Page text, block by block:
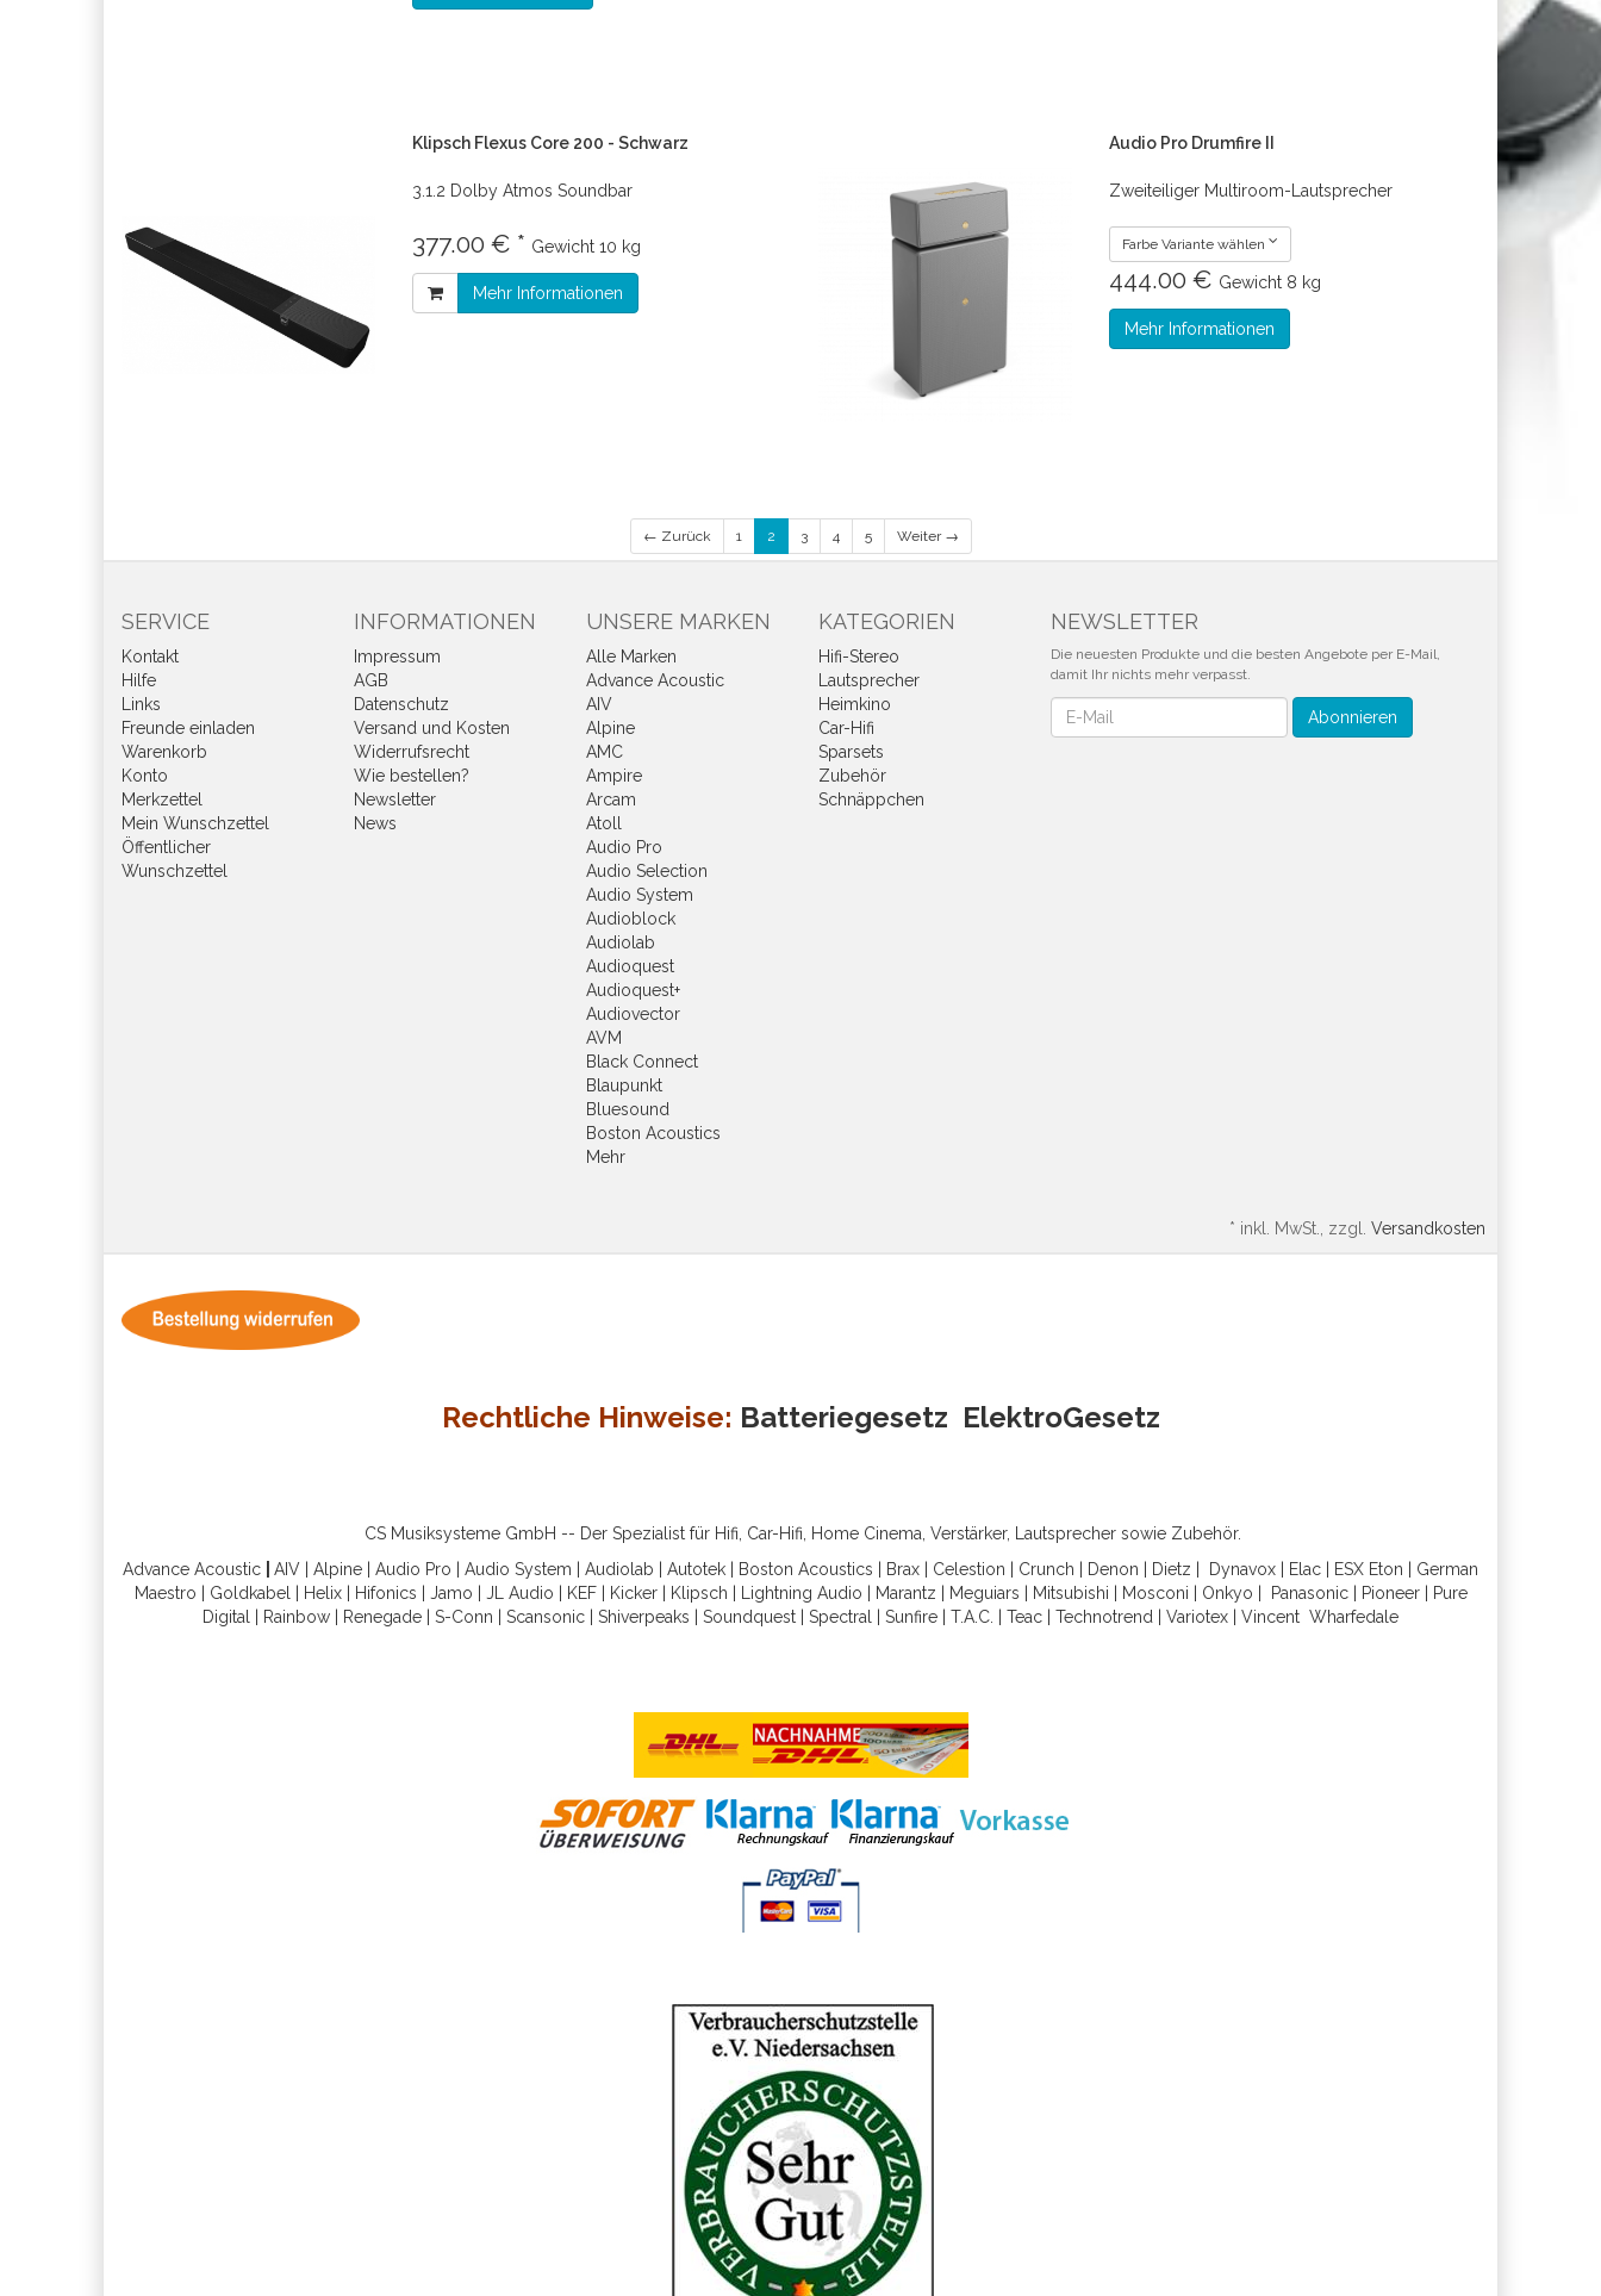
Klipsch Flexus Core 200 - Schwarz
3.1.2 Dolby Atmos Soundbar
377.00 € * Gewicht 10 kg
Mehr Informationen
Audio Pro Drumfire II
Zweiteiliger Multiroom-Lautsprecher
Farbe Variante wählen
444.00 € Gewicht 8 kg
Mehr Informationen
← Zurück 1 2 3 4 5 Weiter →
SERVICE
Kontakt
Hilfe
Links
Freunde einladen
Warenkorb
Konto
Merkzettel
Mein Wunschzettel
Öffentlicher
Wunschzettel
INFORMATIONEN
Impressum
AGB
Datenschutz
Versand und Kosten
Widerrufsrecht
Wie bestellen?
Newsletter
News
UNSERE MARKEN
Alle Marken
Advance Acoustic
AIV
Alpine
AMC
Ampire
Arcam
Atoll
Audio Pro
Audio Selection
Audio System
Audioblock
Audiolab
Audioquest
Audioquest+
Audiovector
AVM
Black Connect
Blaupunkt
Bluesound
Boston Acoustics
Mehr
KATEGORIEN
Hifi-Stereo
Lautsprecher
Heimkino
Car-Hifi
Sparsets
Zubehör
Schnäppchen
NEWSLETTER
Die neuesten Produkte und die besten Angebote per E-Mail,
damit Ihr nichts mehr verpasst.
Newsletter Abonnieren
* inkl. MwSt., zzgl. Versandkosten
Rechtliche Hinweise: Batteriegesetz ElektroGesetz
CS Musiksysteme GmbH -- Der Spezialist für Hifi, Car-Hifi, Home Cinema, Verstärker, Lautsprecher sowie Zubehör.
Advance Acoustic
AIV Alpine Audio Pro Audio System Audiolab Autotek Boston Acoustics Brax Celestion Crunch Denon Dietz Dynavox Elac ESX Eton
German
Maestro
Goldkabel Helix| Hifonics Jamo JL Audio KEF| Kicker| Klipsch Lightning Audio Marantz Meguiars Mitsubishi Mosconi Onkyo Panasonic| Pioneer|
Pure
Digital
Rainbow Renegade S-Conn Scansonic Shiverpeaks Soundquest Spectral Sunfire T.A.C. Teac Technotrend Variotex Vincent Wharfedal e